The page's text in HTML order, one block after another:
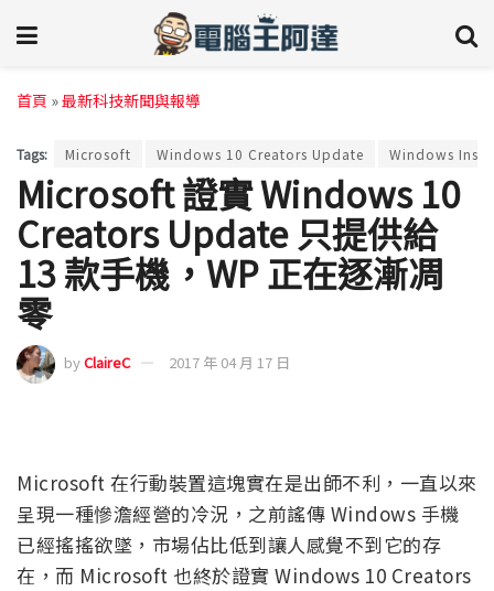
首頁 »最新科技新聞與報導
Tags: Microsoft Windows 10 Creators Update Windows
Microsoft 證實 Windows 10
Creators Update 只提供給
13 款手機，WP 正在逐漸凋
零
byClaireC 2017 年 04 月 17 日
Microsoft 在行動裝置這塊實在是出師不利，一直以來
呈現一種慘澹經營的冷況，之前謠傳 Windows 手機
已經搖搖欲墜，市場佔比低到讓人感覺不到它的存
在，而 Microsoft 也終於證實 Windows 10 Creators